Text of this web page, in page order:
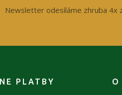
Newsletter odesíláme zhruba 4x
PLATBY O